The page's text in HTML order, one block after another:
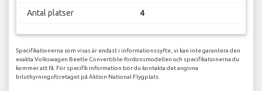
Antal platser 4
Specifikationerna som visas är endast i informationssyfte, vi kan inte garantera den
exakta Volkswagen Beetle Convertible-fordonsmodellen och specifikationerna du
kommer att få. För specifik information bör du kontakta det angivna
biluthyrningsföretaget på Aktion National Flygplats.